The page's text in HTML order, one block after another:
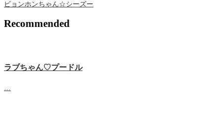
ビョンホンちゃん☆シーズー
Recommended
ラブちゃん♡プードル